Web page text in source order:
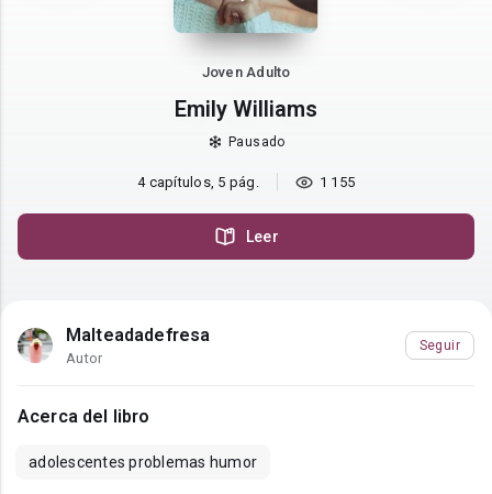
Joven Adulto
Emily Williams
Pausado
4 capítulos, 5 pág. 1 155
Leer
Malteadadefresa
Autor
Seguir
Acerca del libro
adolescentes problemas humor